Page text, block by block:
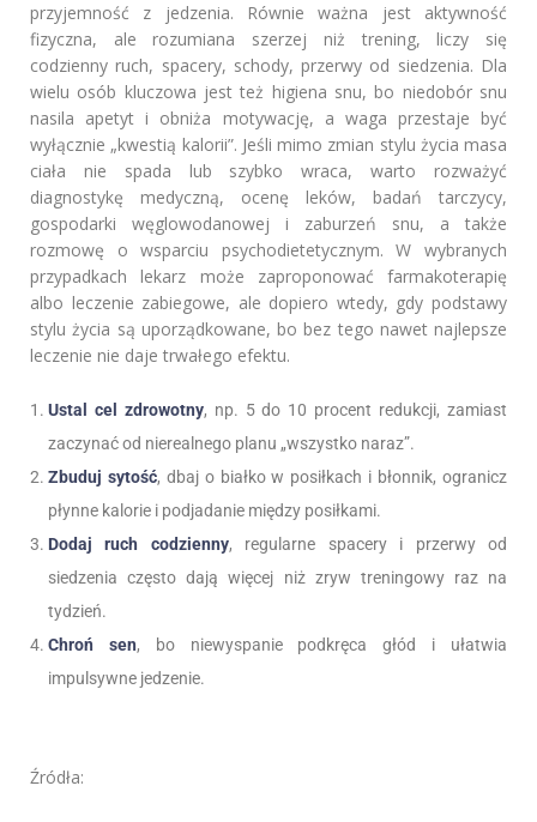
przyjemność z jedzenia. Równie ważna jest aktywność
fizyczna, ale rozumiana szerzej niż trening, liczy się
codzienny ruch, spacery, schody, przerwy od siedzenia. Dla
wielu osób kluczowa jest też higiena snu, bo niedobór snu
nasila apetyt i obniża motywację, a waga przestaje być
wyłącznie „kwestią kalorii”. Jeśli mimo zmian stylu życia masa
ciała nie spada lub szybko wraca, warto rozważyć
diagnostykę medyczną, ocenę leków, badań tarczycy,
gospodarki węglowodanowej i zaburzeń snu, a także
rozmowę o wsparciu psychodietetycznym. W wybranych
przypadkach lekarz może zaproponować farmakoterapię
albo leczenie zabiegowe, ale dopiero wtedy, gdy podstawy
stylu życia są uporządkowane, bo bez tego nawet najlepsze
leczenie nie daje trwałego efektu.
Ustal cel zdrowotny, np. 5 do 10 procent redukcji, zamiast
zaczynać od nierealnego planu „wszystko naraz”.
Zbuduj sytość, dbaj o białko w posiłkach i błonnik, ogranicz
płynne kalorie i podjadanie między posiłkami.
Dodaj ruch codzienny, regularne spacery i przerwy od
siedzenia często dają więcej niż zryw treningowy raz na
tydzień.
Chroń sen, bo niewyspanie podkręca głód i ułatwia
impulsywne jedzenie.
Źródła: